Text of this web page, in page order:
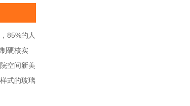
85%的人
硬核实
空间新美
式的玻璃